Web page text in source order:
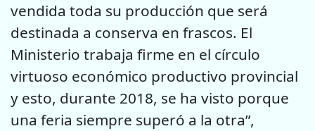
vendida toda su producción que será
destinada a conserva en frascos. El
Ministerio trabaja firme en el círculo
virtuoso económico productivo provincial
y esto, durante 2018, se ha visto porque
una feria siempre superó a la otra”,